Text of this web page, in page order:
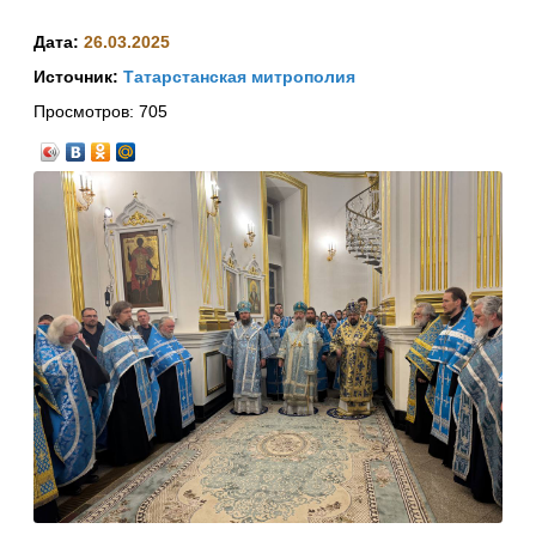
Дата: 26.03.2025
Источник: Татарстанская митрополия
Просмотров: 705